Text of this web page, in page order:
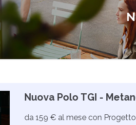
Nuova Polo TGI -
da 159 € al mese con